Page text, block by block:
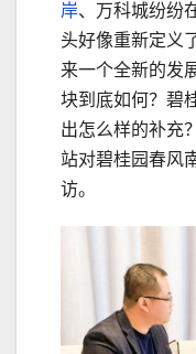
岸、万科城纷纷
头好像重新定义
来一个全新的发
块到底如何？碧
出怎么样的补充
站对碧桂园春风
访。